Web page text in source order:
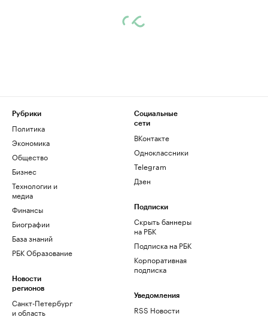
Рубрики
Политика
Экономика
Общество
Бизнес
Технологии и
медиа
Финансы
Биографии
База знаний
РБК Образование
Новости
регионов
Санкт-Петербург
и область
Социальные
сети
ВКонтакте
Одноклассники
Telegram
Дзен
Подписки
Скрыть баннеры
на РБК
Подписка на РБК
Корпоративная
подписка
Уведомления
RSS Новости